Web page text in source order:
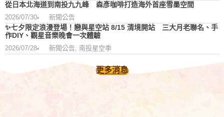
從日本北海道到南投九九峰 森彥咖啡打造海外首座雪墨空間
2026/07/30 新聞公告
✨七夕限定浪漫登場！戀與星空站 8/15 清境開站 三大月老聯名、手
作DIY、觀星音樂晚會一次體驗
2026/07/28 新聞公告, 南投星空季
更多消息